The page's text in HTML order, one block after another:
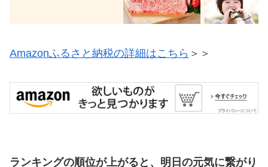
Amazonふるさと納税の詳細はこちら ＞＞
ランキングの順位が上がると、明日の元気に繋がり